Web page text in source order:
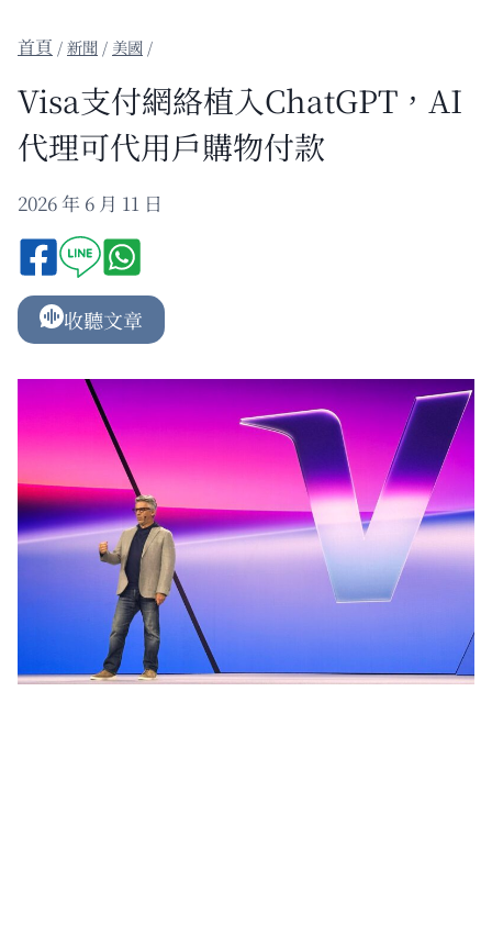
/新聞 / 美國 /
Visa支付網絡植入ChatGPT，AI
代理可代用戶購物付款
2026 年 6 月 11 日
收聽文章